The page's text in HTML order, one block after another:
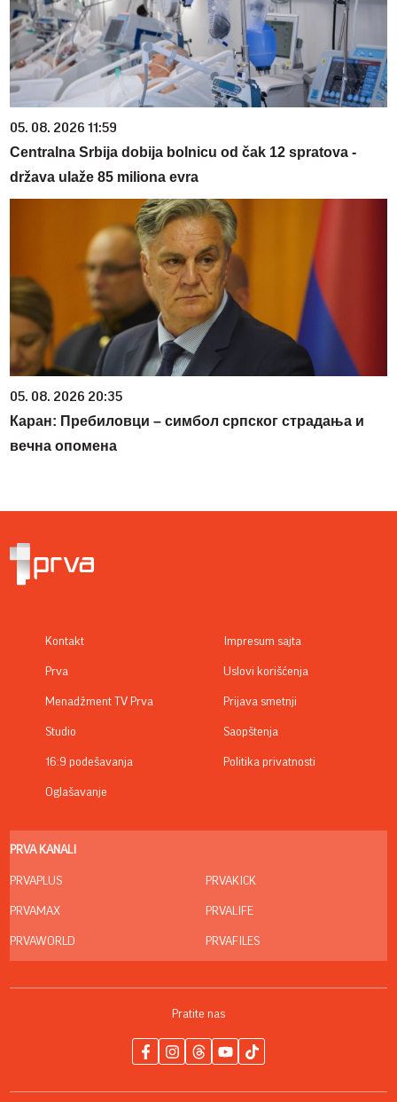
05. 08. 2026 11:59
Centralna Srbija dobija bolnicu od čak 12 spratova -
država ulaže 85 miliona evra
05. 08. 2026 20:35
Каран: Пребиловци – симбол српског страдања и
вечна опомена
Kontakt
Prva
Menadžment TV Prva
Studio
16:9 podešavanja
Oglašavanje
Impresum sajta
Uslovi korišćenja
Prijava smetnji
Saopštenja
Politika privatnosti
PRVA KANALI
PRVAPLUS
PRVAMAX
PRVAWORLD
PRVAKICK
PRVALIFE
PRVAFILES
Pratite nas